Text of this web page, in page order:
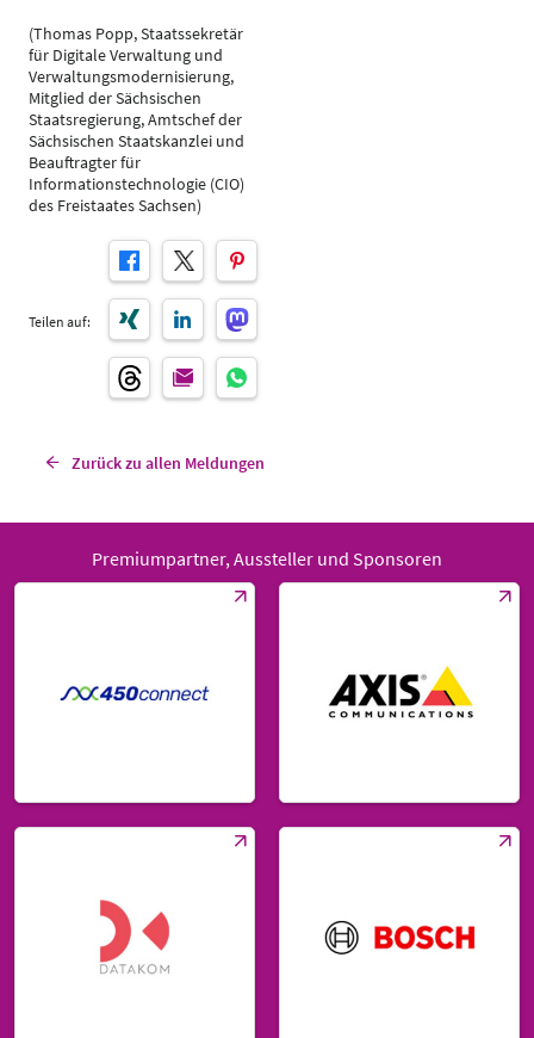
(Thomas Popp, Staatssekretär
für Digitale Verwaltung und
Verwaltungsmodernisierung,
Mitglied der Sächsischen
Staatsregierung, Amtschef der
Sächsischen Staatskanzlei und
Beauftragter für
Informationstechnologie (CIO)
des Freistaates Sachsen)
Teilen auf:
Zurück zu allen Meldungen
Premiumpartner, Aussteller und Sponsoren